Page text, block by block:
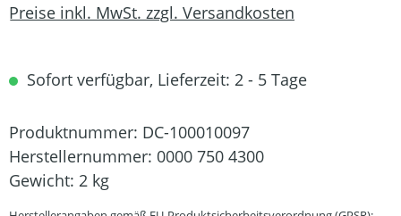
Preise inkl. MwSt. zzgl. Versandkosten
Sofort verfügbar, Lieferzeit: 2 - 5 Tage
Produktnummer: DC-100010097
Herstellernummer: 0000 750 4300
Gewicht: 2 kg